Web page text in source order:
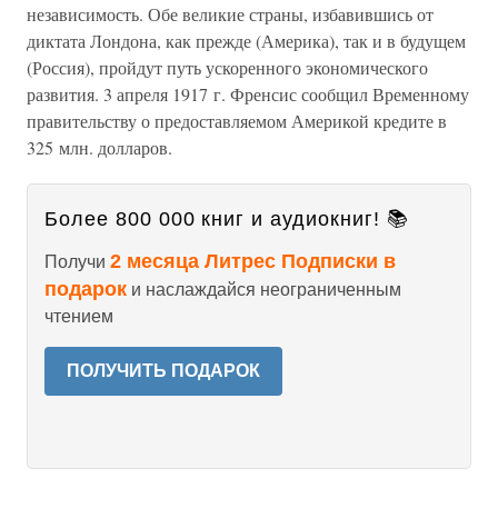
независимость. Обе великие страны, избавившись от
диктата Лондона, как прежде (Америка), так и в будущем
(Россия), пройдут путь ускоренного экономического
развития. 3 апреля 1917 г. Френсис сообщил Временному
правительству о предоставляемом Америкой кредите в
325 млн. долларов.
Более 800 000 книг и аудиокниг! 📚
Получи 2 месяца Литрес Подписки в
подарок и наслаждайся неограниченным
чтением
ПОЛУЧИТЬ ПОДАРОК